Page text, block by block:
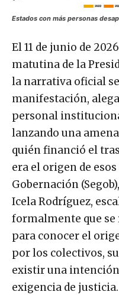
Estados con más personas
El 11 de junio de
matutina de la
la narrativa oficial
manifestación,
personal
lanzando una
quién financió el
era el origen de
Gobernación
Icela Rodríguez,
formalmente que
para conocer el
por los colectivos,
existir una
exigencia de justicia.